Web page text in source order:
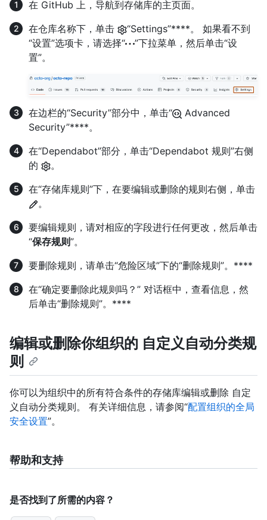
在 GitHub 上，导航到存储库的主页面。
在仓库名称下，单击
“Settings”****。 如果看不到
“设置”选项卡，请选择“
”下拉菜单，然后单击“设
置”。
在边栏的“Security”部分中，单击“
Advanced
Security”****。
在“Dependabot”部分，单击“Dependabot 规则”右侧
的
。
在“存储库规则”下，在要编辑或删除的规则右侧，单击
。
要编辑规则，请对相应的字段进行任何更改，然后单击
“保存规则”。
要删除规则，请单击“危险区域”下的“删除规则”。****
在“确定要删除此规则吗？” 对话框中，查看信息，然
后单击“删除规则”。****
编辑或删除你组织的 自定义自动分类规
则
你可以为组织中的所有符合条件的存储库编辑或删除 自定
义自动分类规则。 有关详细信息，请参阅“配置组织的全局
安全设置”。
帮助和支持
是否找到了所需的内容？